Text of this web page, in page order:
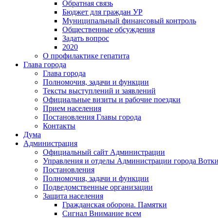
Обратная связь
Бюджет для граждан УР
Муниципальный финансовый контроль
Общественные обсуждения
Задать вопрос
2020
О профилактике гепатита
Глава города
Глава города
Полномочия, задачи и функции
Тексты выступлений и заявлений
Официальные визиты и рабочие поездки
Прием населения
Постановления Главы города
Контакты
Дума
Администрация
Официальный сайт Администрации
Управления и отделы Администрации города
Постановления
Полномочия, задачи и функции
Подведомственные организации
Защита населения
Гражданская оборона. Памятки
Сигнал Внимание всем